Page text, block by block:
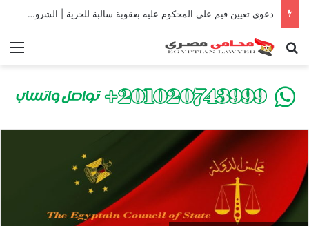
دعوى تعيين قيم على المحكوم عليه بعقوبة سالبة للحرية | الشروط والصيغة القانونية
بحث عن